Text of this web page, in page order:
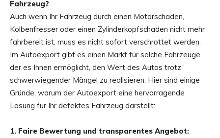
Fahrzeug?
Auch wenn Ihr Fahrzeug durch einen Motorschaden,
Kolbenfresser oder einen Zylinderkopfschaden nicht mehr
fahrbereit ist, muss es nicht sofort verschrottet werden.
Im Autoexport gibt es einen Markt für solche Fahrzeuge,
der es Ihnen ermöglicht, den Wert des Autos trotz
schwerwiegender Mängel zu realisieren. Hier sind einige
Gründe, warum der Autoexport eine hervorragende
Lösung für Ihr defektes Fahrzeug darstellt:
1. Faire Bewertung und transparentes Angebot: